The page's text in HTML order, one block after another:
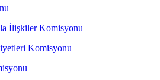
İlişkiler Komisyonu
Komisyonu